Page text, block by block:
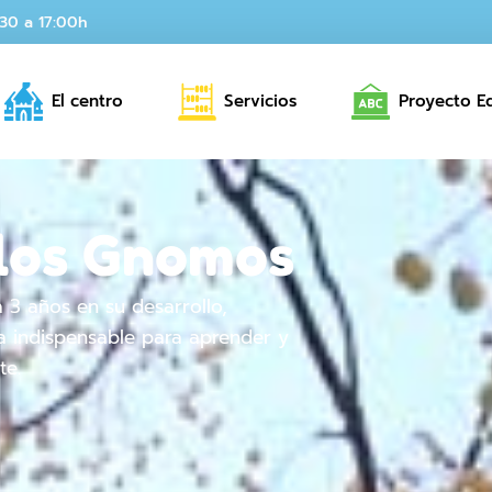
a 17:00h
El centro Servicios Proyecto
Gnomos
años en su desarrollo,
indispensable para aprender y